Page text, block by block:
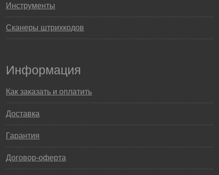
Инструменты
Сканеры штрихкодов
Информация
Как заказать и оплатить
Доставка
Гарантия
Договор-оферта